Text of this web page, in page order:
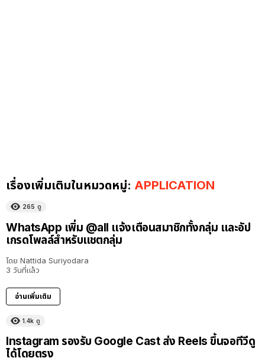
เรื่องเพิ่มเติมในหมวดหมู่: APPLICATION
265 ดู
WhatsApp เพิ่ม @all แจ้งเตือนสมาชิกทั้งกลุ่ม และอัป
เกรดโพลล์สำหรับแชตกลุ่ม
โดย Nattida Suriyodara
3 วันที่แล้ว
อ่านเพิ่มเติม
1.4k ดู
Instagram รองรับ Google Cast ส่ง Reels ขึ้นจอทีวีดู
ได้โดยตรง